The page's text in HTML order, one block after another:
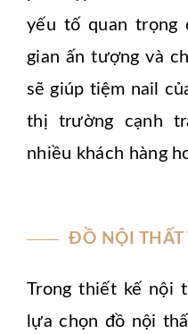
yếu tố quan trọng
gian ấn tượng và
sẽ giúp tiệm nail
thị trường cạnh
nhiều khách hàng
ĐỒ NỘI THẤT
Trong thiết kế nội
lựa chọn đồ nội